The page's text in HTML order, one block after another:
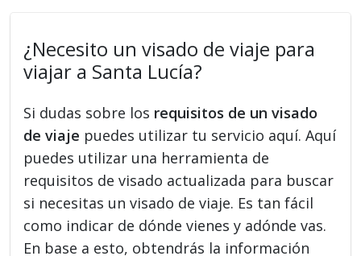
¿Necesito un visado de viaje para
viajar a Santa Lucía?
Si dudas sobre los requisitos de un visado
de viaje puedes utilizar tu servicio aquí. Aquí
puedes utilizar una herramienta de
requisitos de visado actualizada para buscar
si necesitas un visado de viaje. Es tan fácil
como indicar de dónde vienes y adónde vas.
En base a esto, obtendrás la información